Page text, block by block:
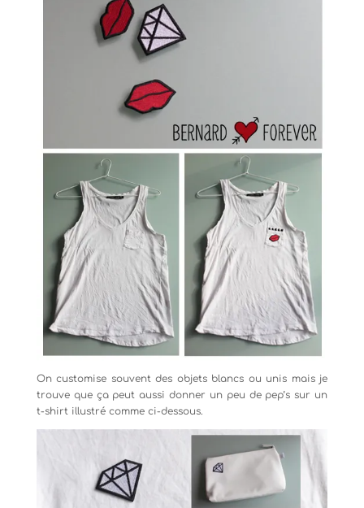
On customise souvent des objets blancs ou unis mais je
trouve que ça peut aussi donner un peu de pep’s sur un
t-shirt illustré comme ci-dessous.